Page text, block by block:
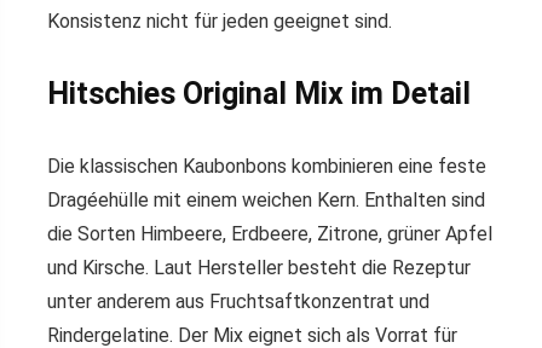
Konsistenz nicht für jeden geeignet sind.
Hitschies Original Mix im Detail
Die klassischen Kaubonbons kombinieren eine feste
Dragéehülle mit einem weichen Kern. Enthalten sind
die Sorten Himbeere, Erdbeere, Zitrone, grüner Apfel
und Kirsche. Laut Hersteller besteht die Rezeptur
unter anderem aus Fruchtsaftkonzentrat und
Rindergelatine. Der Mix eignet sich als Vorrat für